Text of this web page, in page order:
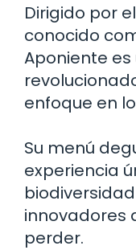
Dirigido por
conocido
Aponiente
enfoque en
Su menú
experiencia
innovadores
perder.